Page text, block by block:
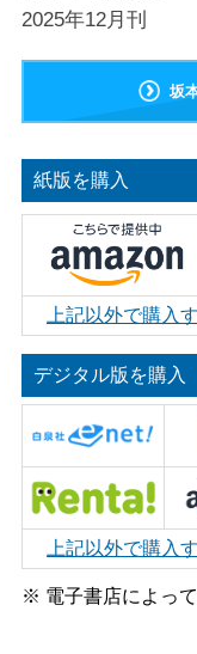
2025年12月刊
坂
紙版を購入
上記以外で購入
デジタル版を購入
上記以外で購入
※ 電子書店によっ